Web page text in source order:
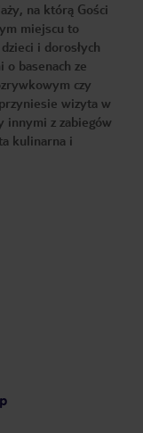
na którą Gości
miejscu to
i dorosłych
basenach ze
czy
wizyta w
innymi z zabiegów
kulinarna i